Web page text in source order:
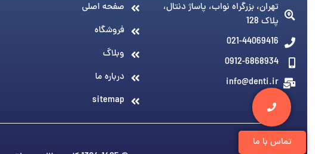
تماس با ما
تهران، بزرگراه نواب، پاساژ دنتال،
پلاک 128
021-44069416
0912-6868934
info@denti.ir
صفحه اصلی
فروشگاه
وبلاگ
درباره ما
sitemap